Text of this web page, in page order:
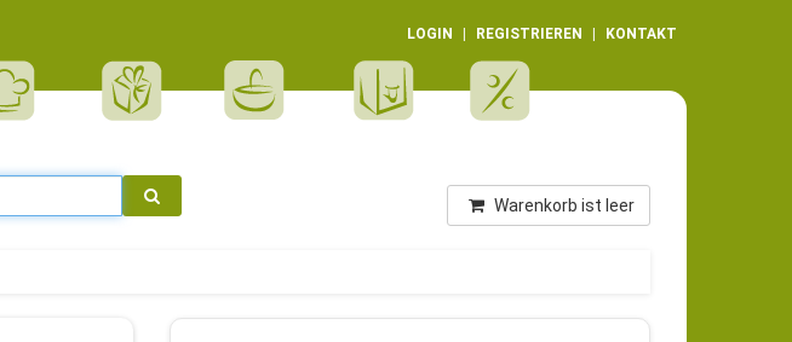
LOGIN REGISTRIEREN KONTAKT
Warenkorb ist leer